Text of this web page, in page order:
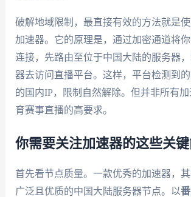
破解地域限制，最直接有效的方法就是
加速器。它的原理是，通过加密通道将
连接，先路由至位于中国大陆的服务器
器去访问直播平台。这样，平台检测到
的国内IP，限制自然解除。但并非所有
育赛事直播的高要求。
你需要关注加速器的这些关
首先看节点质量。一款优秀的加速器，
广泛且优质的中国大陆服务器节点。以